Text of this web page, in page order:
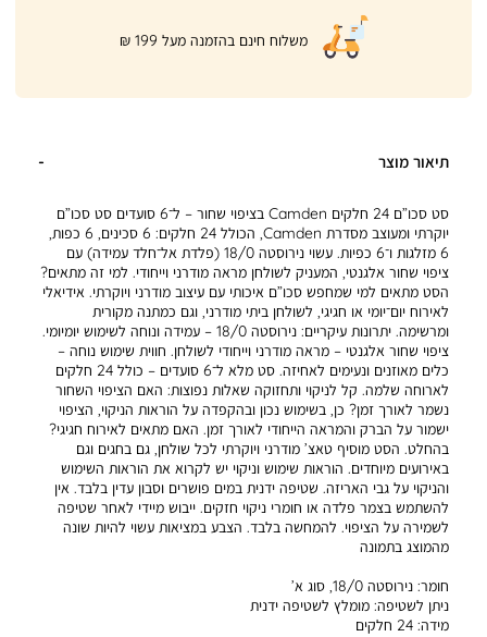
|
product
page
banner
משלוח חינם בהזמנה מעל 199 ₪
תיאור מוצר
סט סכו”ם 24 חלקים Camden בציפוי שחור – ל־6 סועדים סט סכו”ם
יוקרתי ומעוצב מסדרת Camden, הכולל 24 חלקים: 6 סכינים, 6 כפות,
6 מזלגות ו־6 כפיות. עשוי נירוסטה 18/0 (פלדת אל־חלד עמידה) עם
ציפוי שחור אלגנטי, המעניק לשולחן מראה מודרני וייחודי. למי זה מתאים?
הסט מתאים למי שמחפש סכו”ם איכותי עם עיצוב מודרני ויוקרתי. אידיאלי
לאירוח יום־יומי או חגיגי, לשולחן ביתי מודרני, וגם כמתנה מקורית
ומרשימה. יתרונות עיקריים: נירוסטה 18/0 – עמידה ונוחה לשימוש יומיומי.
ציפוי שחור אלגנטי – מראה מודרני וייחודי לשולחן. חווית שימוש נוחה –
כלים מאוזנים ונעימים לאחיזה. סט מלא ל־6 סועדים – כולל 24 חלקים
לארוחה שלמה. קל לניקוי ותחזוקה שאלות נפוצות: האם הציפוי השחור
נשמר לאורך זמן? כן, בשימוש נכון ובהקפדה על הוראות הניקוי, הציפוי
ישמור על הברק והמראה הייחודי לאורך זמן. האם מתאים לאירוח חגיגי?
בהחלט. הסט מוסיף טאצ’ מודרני ויוקרתי לכל שולחן, גם בחגים וגם
באירועים מיוחדים. הוראות שימוש וניקוי יש לקרוא את הוראות השימוש
והניקוי על גבי האריזה. שטיפה ידנית במים פושרים וסבון עדין בלבד. אין
להשתמש בצמר פלדה או חומרי ניקוי חזקים. ייבוש מיידי לאחר שטיפה
לשמירה על הציפוי. להמחשה בלבד. הצבע במציאות עשוי להיות שונה
מהמוצג בתמונה
חומר: נירוסטה 18/0, סוג א’
ניתן לשטיפה: מומלץ לשטיפה ידנית
מידה: 24 חלקים